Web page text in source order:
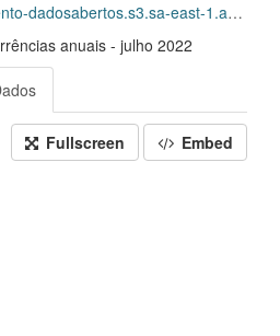
INSS+-+Frequ%C3%AAncia+dos+Servidores+-+SISREF/D.SRF.FQS.004.ACSINSS.202207.csv
anuais - julho 2022
Fullscreen Embed